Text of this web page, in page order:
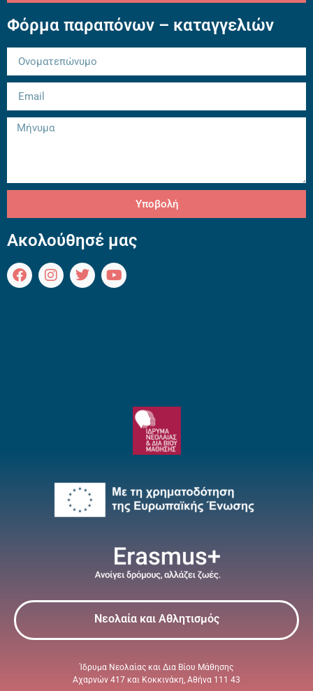
Φόρμα παραπόνων – καταγγελιών
Υποβολή
Ακολούθησέ μας
Νεολαία και Αθλητισμός
Ίδρυμα Νεολαίας και Δια Βίου Μάθησης
Αχαρνών 417 και Κοκκινάκη, Αθήνα 111 43